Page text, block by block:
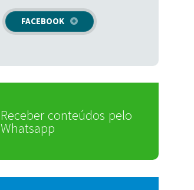
FACEBOOK
Receber conteúdos pelo
Whatsapp